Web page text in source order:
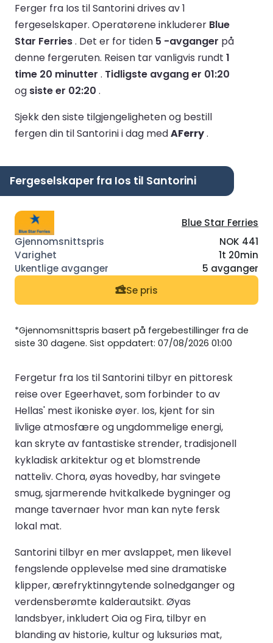
Ferger fra Ios til Santorini drives av 1
fergeselskaper. Operatørene inkluderer Blue
Star Ferries. Det er for tiden 5 -avganger på
denne fergeruten. Reisen tar vanligvis rundt 1
time 20 minutter . Tidligste avgang er 01:20
og siste er 02:20 .
Sjekk den siste tilgjengeligheten og bestill
fergen din til Santorini i dag medAFerry.
Fergeselskaper fra Ios til Santorini
Blue Star Ferries
NOK 441
1t 20min
5 avganger
Se pris
*Gjennomsnittspris basert på fergebestillinger fra de
siste 30 dagene. Sist oppdatert: 07/08/2026 01:00
Fergetur fra Ios til Santorini tilbyr en pittoresk
reise over Egeerhavet, som forbinder to av
Hellas' mest ikoniske øyer. Ios, kjent for sin
livlige atmosfære og ungdommelige energi,
kan skryte av fantastiske strender, tradisjonell
kykladisk arkitektur og et blomstrende
natteliv. Chora, øyas hovedby, har svingete
smug, sjarmerende hvitkalkede bygninger og
mange tavernaer hvor man kan nyte fersk
lokal mat.
Santorini tilbyr en mer avslappet, men likevel
fengslende opplevelse med sine dramatiske
klipper, ærefryktinngytende solnedganger og
verdensberømte kalderautsikt. Øyas
landsbyer, inkludert Oia og Fira, tilbyr en
blanding av historie, kultur og luksuriøs mat,